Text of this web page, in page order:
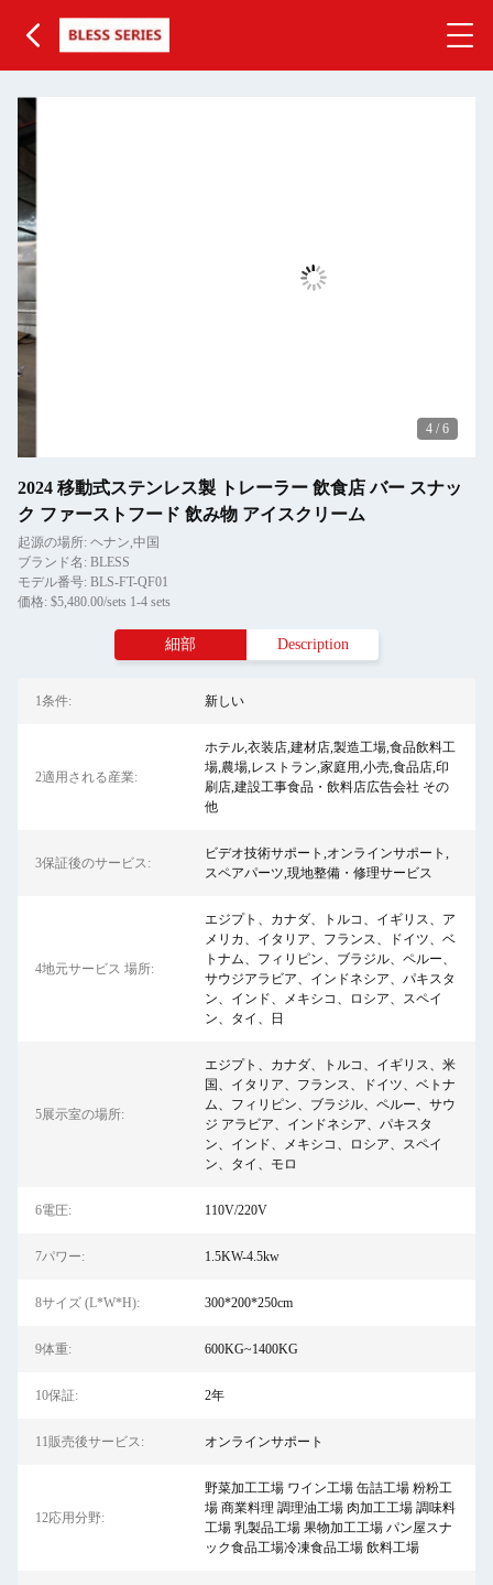
4 / 6
2024 移動式ステンレス製 トレーラー 飲食店 バー スナッ
ク ファーストフード 飲み物 アイスクリーム
起源の場所: ヘナン,中国
ブランド名: BLESS
モデル番号: BLS-FT-QF01
価格: $5,480.00/sets 1-4 sets
細部 Description
1条件: 新しい
2適用される産業:
ホテル,衣装店,建材店,製造工場,食品飲料工
場,農場,レストラン,家庭用,小売,食品店,印
刷店,建設工事食品・飲料店広告会社 その
他
3保証後のサービス:
ビデオ技術サポート,オンラインサポート,
スペアパーツ,現地整備・修理サービス
4地元サービス 場所:
エジプト、カナダ、トルコ、イギリス、ア
メリカ、イタリア、フランス、ドイツ、ベ
トナム、フィリピン、ブラジル、ペルー、
サウジアラビア、インドネシア、パキスタ
ン、インド、メキシコ、ロシア、スペイ
ン、タイ、日
5展示室の場所:
エジプト、カナダ、トルコ、イギリス、米
国、イタリア、フランス、ドイツ、ベトナ
ム、フィリピン、ブラジル、ペルー、サウ
ジ アラビア、インドネシア、パキスタ
ン、インド、メキシコ、ロシア、スペイ
ン、タイ、モロ
6電圧: 110V/220V
7パワー: 1.5KW-4.5kw
8サイズ (L*W*H): 300*200*250cm
9体重: 600KG~1400KG
10保証: 2年
11販売後サービス: オンラインサポート
12応用分野:
野菜加工工場 ワイン工場 缶詰工場 粉粉工
場 商業料理 調理油工場 肉加工工場 調味料
工場 乳製品工場 果物加工工場 パン屋スナ
ック食品工場冷凍食品工場 飲料工場